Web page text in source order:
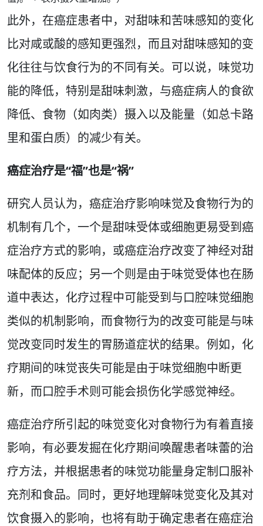
此外，在癌症患者中，对甜味和苦味感知的变化
比对咸或酸的感知更强烈，而且对甜味感知的变
化往往与饮食行为的不同有关。可以说，味觉功
能的降低，特别是甜味刺激，与癌症病人的食欲
降低、食物（如肉类）摄入以及能量（如总卡路
里和蛋白质）的减少有关。
癌症治疗是“福”也是“祸”
研究人员认为，癌症治疗影响味觉及食物行为的
机制有几个，一个是甜味受体或细胞更易受到癌
症治疗方式的影响，或癌症治疗改变了神经对甜
味配体的反应；另一个则是由于味觉受体也在肠
道中表达，化疗过程中可能受到与口腔味觉细胞
类似的机制影响，而食物行为的改变可能是与味
觉改变同时发生的胃肠道症状的结果。例如，化
疗期间的味觉丧失可能是由于味觉细胞中断更
新，而口腔手术则可能会损伤化学感觉神经。
癌症治疗所引起的味觉变化对食物行为有着直接
影响，有必要发掘在化疗期间唤醒患者味蕾的治
疗方法，并根据患者的味觉功能量身定制口服补
充剂和食品。同时，更好地理解味觉变化及其对
饮食摄入的影响，也将有助于确定患者在癌症治